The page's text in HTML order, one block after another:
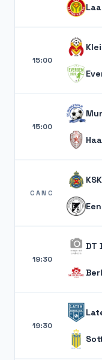
15:00
15:00
CANC
19:30
DT
19:30